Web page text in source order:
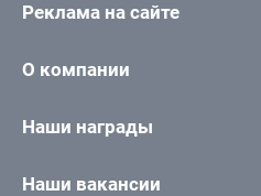
Реклама на сайте
О компании
Наши награды
Наши вакансии